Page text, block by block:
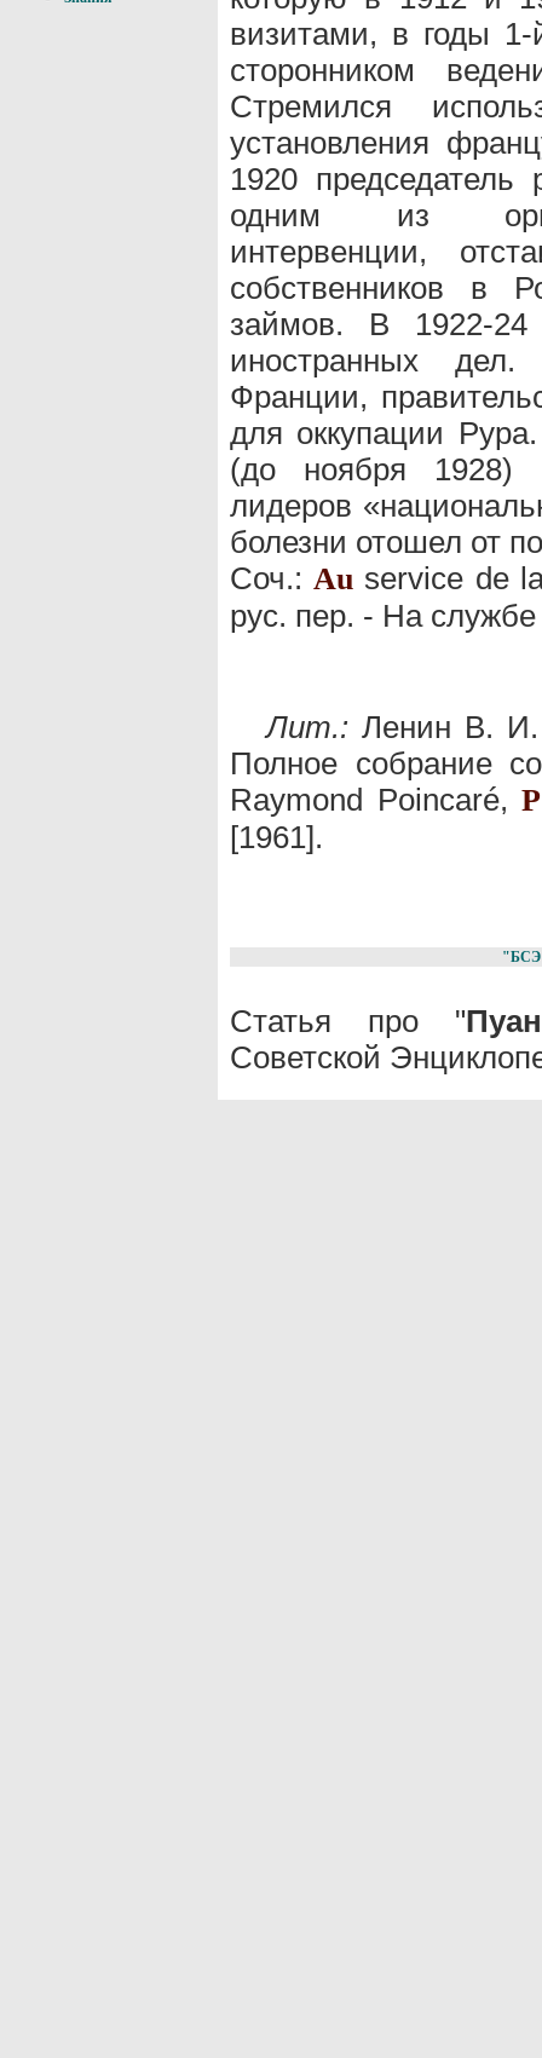
визитами, в годы
сторонником
Стремился
установления
1920
одним из
интервенции,
собственников в
займов. В 1922-24
иностранных
Франции,
для оккупации
(до ноября 1928)
лидеров
болезни отошел от
Соч.: Au service de
рус. пер. - На
Лит.: Ленин В. И.
Полное собрание
Raymond Poincaré,P
[1961].
Статья про "
Советской